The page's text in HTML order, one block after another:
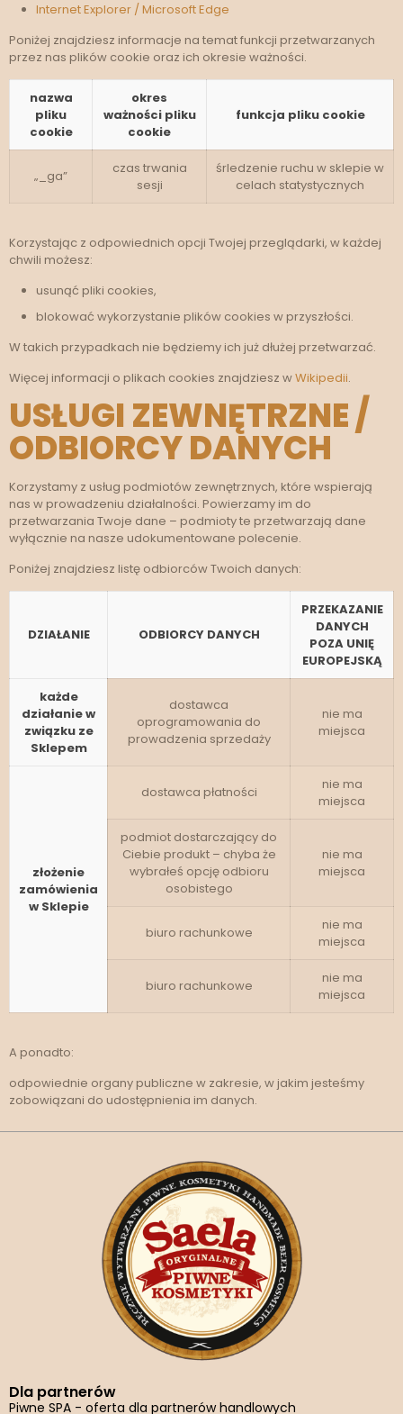
Internet Explorer / Microsoft Edge
Poniżej znajdziesz informacje na temat funkcji przetwarzanych
przez nas plików cookie oraz ich okresie ważności.
nazwa
pliku
cookie
okres
ważności pliku
cookie
funkcja pliku cookie
„_ga”
czas trwania
sesji
śrledzenie ruchu w sklepie w
celach statystycznych
Korzystając z odpowiednich opcji Twojej przeglądarki, w każdej
chwili możesz:
usunąć pliki cookies,
blokować wykorzystanie plików cookies w przyszłości.
W takich przypadkach nie będziemy ich już dłużej przetwarzać.
Więcej informacji o plikach cookies znajdziesz wWikipedii.
USŁUGI ZEWNĘTRZNE /
ODBIORCY DANYCH
Korzystamy z usług podmiotów zewnętrznych, które wspierają
nas w prowadzeniu działalności. Powierzamy im do
przetwarzania Twoje dane – podmioty te przetwarzają dane
wyłącznie na nasze udokumentowane polecenie.
Poniżej znajdziesz listę odbiorców Twoich danych:
DZIAŁANIE ODBIORCY DANYCH
PRZEKAZANIE
DANYCH
POZA UNIĘ
EUROPEJSKĄ
każde
działanie w
związku ze
Sklepem
dostawca
oprogramowania do
prowadzenia sprzedaży
nie ma
miejsca
złożenie
zamówienia
w Sklepie
dostawca płatności
nie ma
miejsca
podmiot dostarczający do
Ciebie produkt – chyba że
wybrałeś opcję odbioru
osobistego
nie ma
miejsca
biuro rachunkowe
nie ma
miejsca
biuro rachunkowe
nie ma
miejsca
A ponadto:
odpowiednie organy publiczne w zakresie, w jakim jesteśmy
zobowiązani do udostępnienia im danych.
Dla partnerów
Piwne SPA - oferta dla partnerów handlowych